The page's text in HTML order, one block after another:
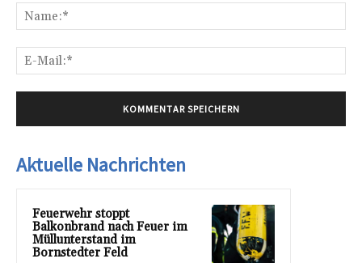
Aktuelle Nachrichten
Feuerwehr stoppt
Balkonbrand nach Feuer im
Müllunterstand im
Bornstedter Feld